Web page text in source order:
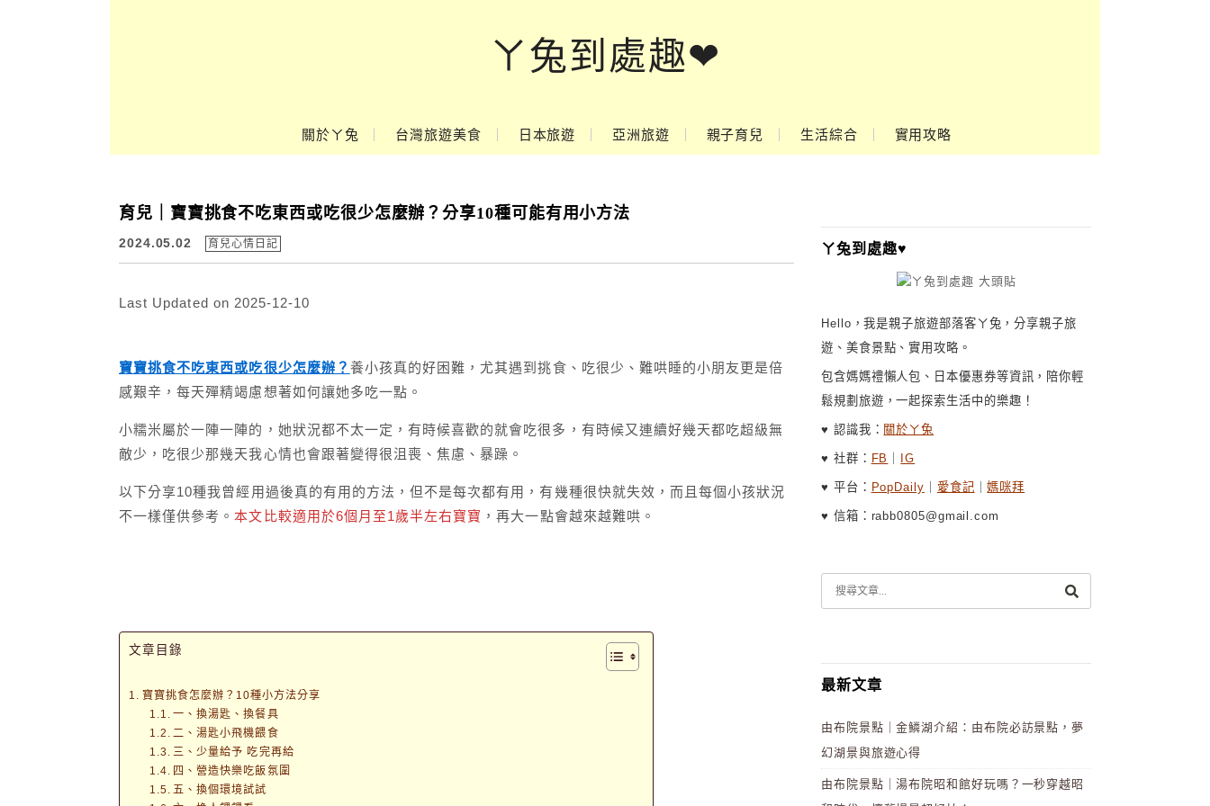
ㄚ兔到處趣❤
關於ㄚ兔 台灣旅遊美食 日本旅遊 亞洲旅遊 親子育兒 生活綜合 實用攻略
育兒｜寶寶挑食不吃東西或吃很少怎麼辦？分享10種可能有用小方法
2024.05.02 育兒心情日記
Last Updated on 2025-12-10
寶寶挑食不吃東西或吃很少怎麼辦？ 養小孩真的好困難，尤其遇到挑食、吃很少、難哄睡的小朋友更是倍
感艱辛，每天殫精竭慮想著如何讓她多吃一點。
小糯米屬於一陣一陣的，她狀況都不太一定，有時候喜歡的就會吃很多，有時候又連續好幾天都吃超級無
敵少，吃很少那幾天我心情也會跟著變得很沮喪、焦慮、暴躁。
以下分享10種我曾經用過後真的有用的方法，但不是每次都有用，有幾種很快就失效，而且每個小孩狀況
不一樣僅供參考。本文比較適用於6個月至1歲半左右寶寶 ，再大一點會越來越難哄。
文章目錄
寶寶挑食怎麼辦？10種小方法分享
一、換湯匙、換餐具
二、湯匙小飛機餵食
三、少量給予 吃完再給
四、營造快樂吃飯氛圍
五、換個環境試試
ㄚ兔到處趣♥
Hello，我是親子旅遊部落客ㄚ兔，分享親子旅
遊、美食景點、實用攻略。
包含媽媽禮懶人包、日本優惠券等資訊，陪你輕
鬆規劃旅遊，一起探索生活中的樂趣！
♥ 認識我： 關於ㄚ兔
♥ 社群： FB IG
♥ 平台： PopDaily 愛食記 ｜媽咪拜
♥ 信箱：rabb0805@gmail.com
最新文章
由布院景點｜金鱗湖介紹：由布院必訪景點，夢
幻湖景與旅遊心得
由布院景點｜湯布院昭和館好玩嗎？一秒穿越昭